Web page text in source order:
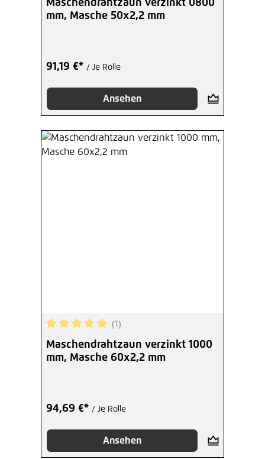
Maschendrahtzaun verzinkt 0800
mm, Masche 50x2,2 mm
91,19 €* / Je Rolle
Ansehen
Durchschnittliche Bewertung von 5 von 5
(1)
Maschendrahtzaun verzinkt 1000
mm, Masche 60x2,2 mm
94,69 €* / Je Rolle
Ansehen